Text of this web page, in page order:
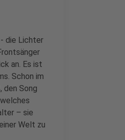
die Lichter
an. Es ist
Schon im
den Song
– sie
Welt zu